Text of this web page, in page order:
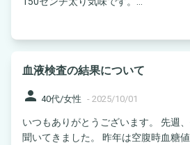
血液検査の結果について
person 40代/女性 - 2025/10/01
いつもありがとうございます。 先週
聞いてきました。 昨年は空腹時血糖